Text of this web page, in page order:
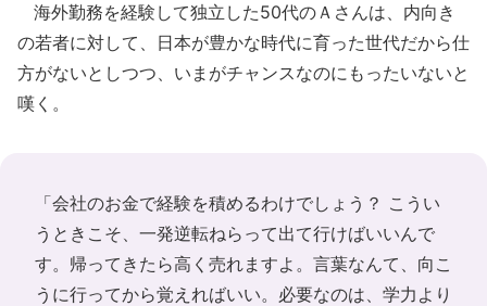
海外勤務を経験して独立した50代のＡさんは、内向き
の若者に対して、日本が豊かな時代に育った世代だから仕
方がないとしつつ、いまがチャンスなのにもったいないと
嘆く。
「会社のお金で経験を積めるわけでしょう？ こうい
うときこそ、一発逆転ねらって出て行けばいいんで
す。帰ってきたら高く売れますよ。言葉なんて、向こ
うに行ってから覚えればいい。必要なのは、学力より